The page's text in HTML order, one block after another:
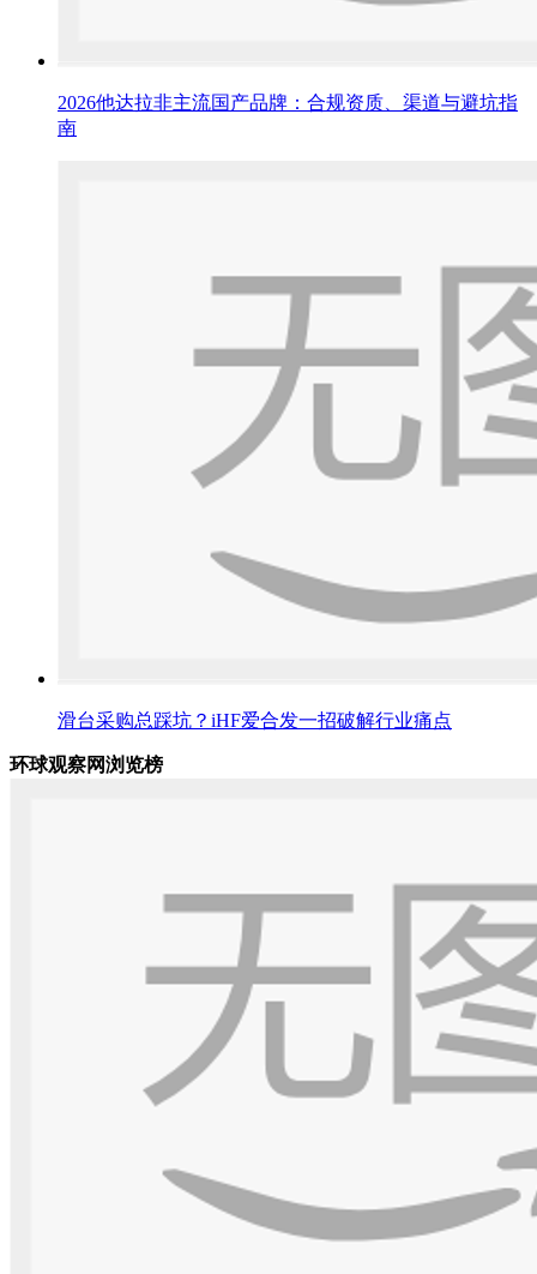
2026他达拉非主流国产品牌：合规资质、渠道与避坑指
南
滑台采购总踩坑？iHF爱合发一招破解行业痛点
环球观察网浏览榜